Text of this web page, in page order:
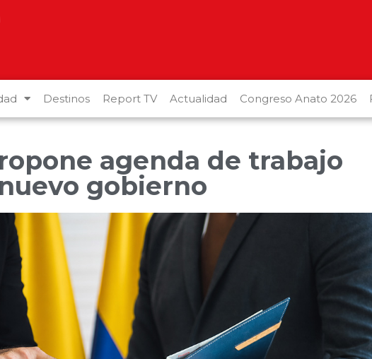
Destinos Report TV Actualidad Congreso Anato 2026
agenda de trabajo
gobierno